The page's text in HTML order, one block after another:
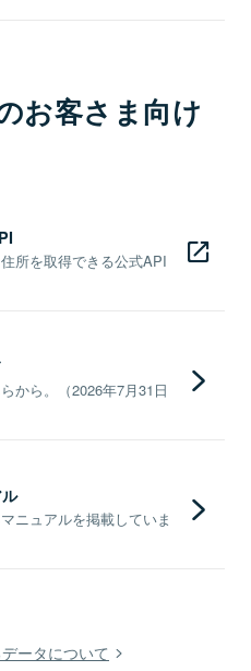
お客さま向け
所を取得できる公式API
から。（2026年7月31日
ニュアルを掲載していま
ータについて